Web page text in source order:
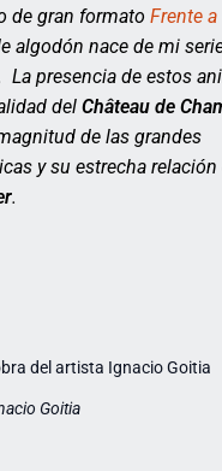
de gran formato Frente
algodón nace de mi
La presencia de estos
del Château de
de las grandes
y su estrecha relación
.
del artista Ignacio Goitia
Goitia